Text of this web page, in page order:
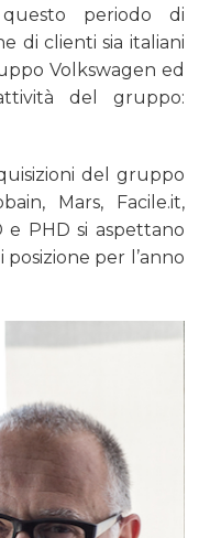
periodo di
di clienti sia italiani
Volkswagen ed
del gruppo:
del gruppo
Mars, Facile.it,
e PHD si aspettano
per l’anno